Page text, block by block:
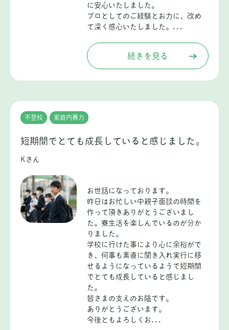
に安心いたしました。
プロとしてのご経験とお力に、改め
て深く感心いたしました。...
続きを見る
不登校 家庭内暴力
短期間でとても成長していると感じました。
Kさん
お世話になっております。
昨日はお忙しい中親子面談の時間を
作って頂きありがとうございまし
た。寮生活を楽しんでいるのが分か
りました。
学校に行けた事により心に余裕がで
き、何事も素直に聞き入れ実行に移
せるようになっているようで短期間
でとても成長していると感じまし
た。
皆さまの支えのお陰です。
ありがとうございます。
今後ともよろしくお...